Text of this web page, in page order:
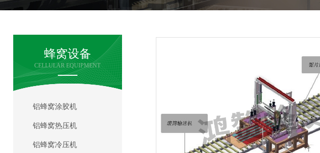
蜂窝设备
CELLULAR EQUIPMENT
铝蜂窝涂胶机
铝蜂窝热压机
铝蜂窝冷压机